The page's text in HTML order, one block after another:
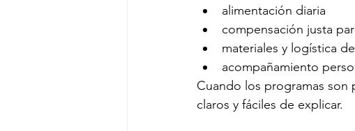
alimentación diaria
compensación justa
materiales y logística
acompañamiento
Cuando los programas son
claros y fáciles de explicar.